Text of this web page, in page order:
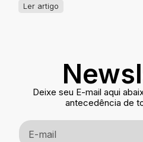
Ler artigo
Deixe seu E-mail aqui
antecedência de